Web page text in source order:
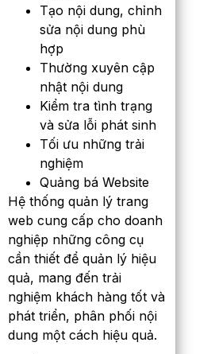
Tạo nội dung, chỉnh
sửa nội dung phù
hợp
Thường xuyên cập
nhật nội dung
Kiểm tra tình trạng
và sửa lỗi phát sinh
Tối ưu những trải
nghiệm
Quảng bá Website
Hệ thống quản lý trang
web cung cấp cho doanh
nghiệp những công cụ
cần thiết để quản lý hiệu
quả, mang đến trải
nghiệm khách hàng tốt và
phát triển, phân phối nội
dung một cách hiệu quả.